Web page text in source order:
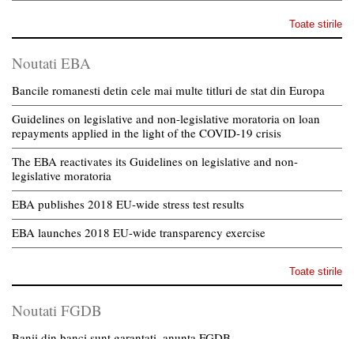
Toate stirile
Noutati EBA
Bancile romanesti detin cele mai multe titluri de stat din Europa
Guidelines on legislative and non-legislative moratoria on loan
repayments applied in the light of the COVID-19 crisis
The EBA reactivates its Guidelines on legislative and non-
legislative moratoria
EBA publishes 2018 EU-wide stress test results
EBA launches 2018 EU-wide transparency exercise
Toate stirile
Noutati FGDB